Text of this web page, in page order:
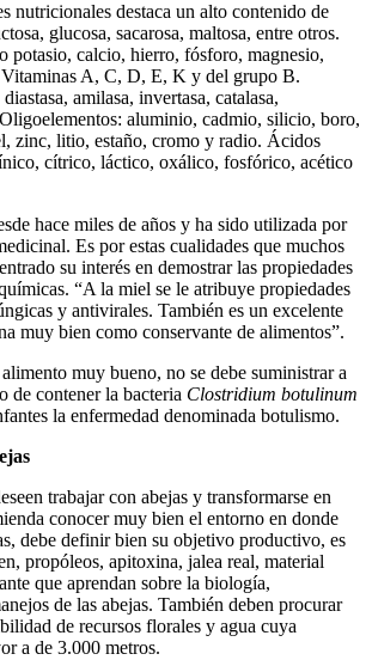
nutricionales destaca un alto contenido de
glucosa, sacarosa, maltosa, entre otros.
potasio, calcio, hierro, fósforo, magnesio,
Vitaminas A, C, D, E, K y del grupo B.
amilasa, invertasa, catalasa,
aluminio, cadmio, silicio, boro,
zinc, litio, estaño, cromo y radio. Ácidos
cítrico, láctico, oxálico, fosfórico, acético
hace miles de años y ha sido utilizada por
Es por estas cualidades que muchos
su interés en demostrar las propiedades
“A la miel se le atribuye propiedades
y antivirales. También es un excelente
muy bien como conservante de alimentos”.
muy bueno, no se debe suministrar a
de contener la bacteria Clostridium botulinum
la enfermedad denominada botulismo.
trabajar con abejas y transformarse en
conocer muy bien el entorno en donde
debe definir bien su objetivo productivo, es
propóleos, apitoxina, jalea real, material
que aprendan sobre la biología,
de las abejas. También deben procurar
de recursos florales y agua cuya
a de 3.000 metros.